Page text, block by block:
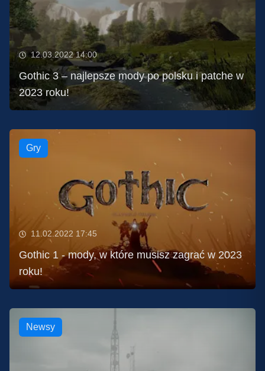
12.03.2022 14:00
Gothic 3 – najlepsze mody po polsku i patche w
2023 roku!
Gry
11.02.2022 17:45
Gothic 1 - mody, w które musisz zagrać w 2023
roku!
Newsy